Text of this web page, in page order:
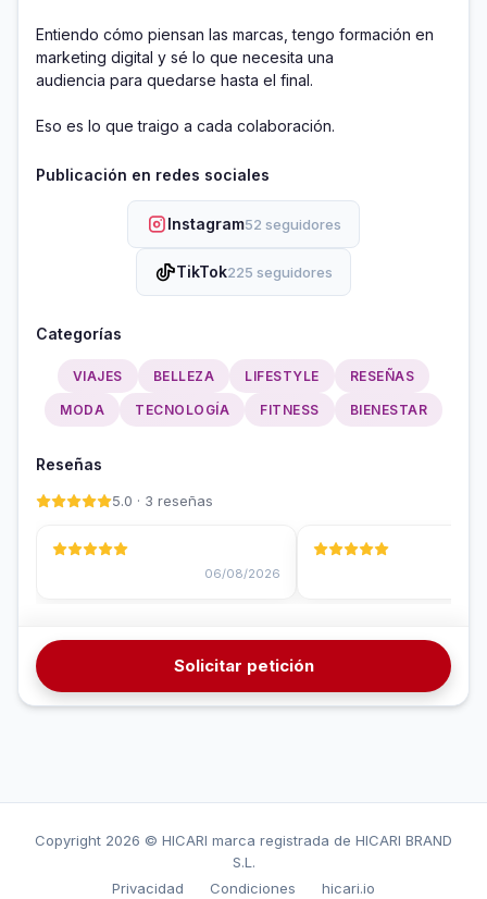
Entiendo cómo piensan las marcas, tengo formación en
marketing digital y sé lo que necesita una
audiencia para quedarse hasta el final.
Eso es lo que traigo a cada colaboración.
Publicación en redes sociales
Instagram52 seguidores
TikTok225 seguidores
Categorías
VIAJES BELLEZA LIFESTYLE RESEÑAS
MODA TECNOLOGÍA FITNESS BIENESTAR
Reseñas
5.0 · 3 reseñas
06/08/2026
Solicitar petición
Copyright 2026 © HICARI marca registrada de HICARI BRAND
S.L.
Privacidad
Condiciones hicari.io